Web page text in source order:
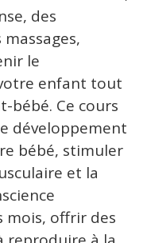
des
le
enfant tout
bébé. Ce cours
développement
bébé, stimuler
et la
mois, offrir des